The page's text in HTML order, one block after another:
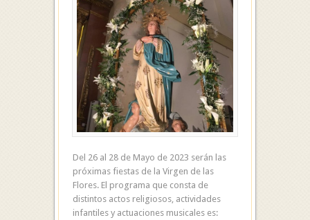
Del 26 al 28 de Mayo de 2023 serán las
próximas fiestas de la Virgen de las
Flores. El programa que consta de
distintos actos religiosos, actividades
infantiles y actuaciones musicales es: